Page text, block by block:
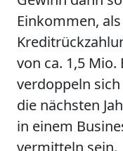
Einkommen,
von ca. 1,5
verdoppeln
die nächsten
in einem
vermitteln sein.